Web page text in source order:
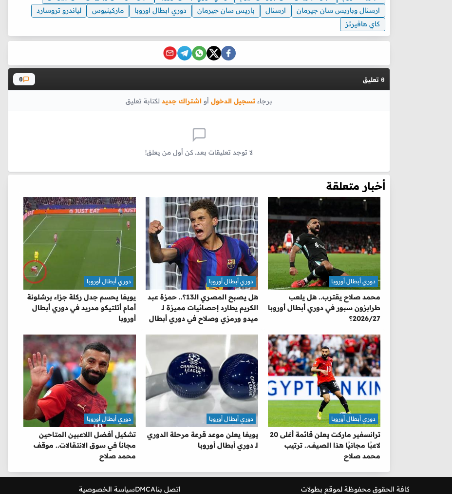
ارسنال وباريس سان جيرمان
ارسنال باريس سان جيرمان دوري ابطال اوروبا ماركينيوس
لياندرو تروسارد
كاي هافيرتز
0 تعليق 0
برجاء تسجيل الدخول أو اشتراك جديد لكتابة تعليق
لا توجد تعليقات بعد. كن أول من يعلق!
أخبار متعلقة
محمد صلاح يقترب.. هل يلعب
طرابزون سبور في دوري أبطال أوروبا
2026/27؟
دوري أبطال أوروبا
هل يصبح المصري الـ13؟.. حمزة عبد
الكريم يطارد إحصائيات مميزة لـ
ميدو ورمزي وصلاح في دوري أبطال
دوري أبطال أوروبا
يويفا يحسم جدل ركلة جزاء برشلونة
أمام أتلتيكو مدريد في دوري أبطال
أوروبا
دوري أبطال أوروبا
ترانسفير ماركت يعلن قائمة أغلى 20
لاعبًا مجانيًا هذا الصيف.. ترتيب
محمد صلاح
دوري أبطال أوروبا
يويفا يعلن موعد قرعة مرحلة الدوري
لـ دوري أبطال أوروبا
دوري أبطال أوروبا
تشكيل أفضل اللاعبين المتاحين
مجاناً في سوق الانتقالات.. موقف
محمد صلاح
دوري أبطال أوروبا
كافة الحقوق محفوظة لموقع بطولات اتصل بناDMCAسياسة الخصوصية